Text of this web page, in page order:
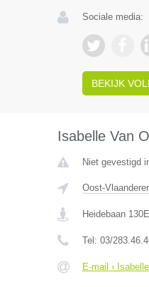
Sociale media:
BEKIJK
Isabelle Van
Niet gevestigd
Oost-
Heidebaan 130E
Tel: 03/
E-mail ›